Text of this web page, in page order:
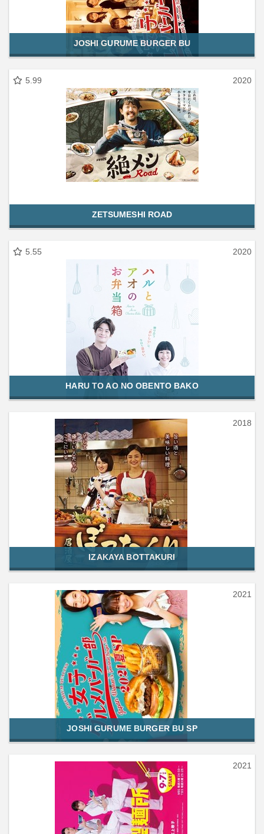
JOSHI GURUME BURGER BU
5.99 2020
ZETSUMESHI ROAD
5.55 2020
HARU TO AO NO OBENTO BAKO
2018
IZAKAYA BOTTAKURI
2021
JOSHI GURUME BURGER BU SP
2021